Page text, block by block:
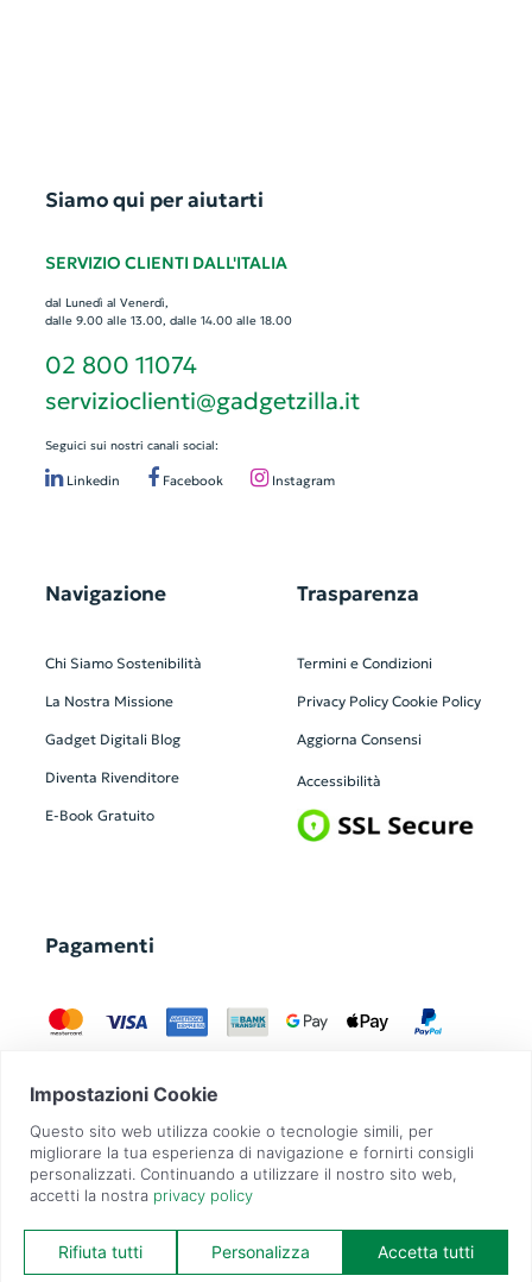
Siamo qui per aiutarti
SERVIZIO CLIENTI DALL'ITALIA
dal Lunedì al Venerdì,
dalle 9.00 alle 13.00, dalle 14.00 alle 18.00
02 800 11074
servizioclienti@gadgetzilla.it
Seguici sui nostri canali social:
Linkedin Facebook Instagram
Navigazione
Chi Siamo Sostenibilità
La Nostra Missione
Gadget Digitali Blog
Diventa Rivenditore
E-Book Gratuito
Trasparenza
Termini e Condizioni
Privacy Policy Cookie Policy
Aggiorna Consensi
Accessibilità
Pagamenti
GadgetZilla è un Brand di Overbi S.r.l.| realizzato con Contit
| © 2026 Tutti
i diritti riservati | P.IVA: 09351560967